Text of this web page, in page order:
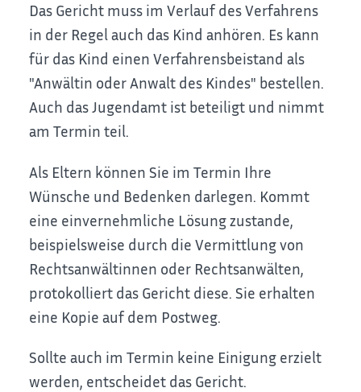
Das Gericht muss im Verlauf des Verfahrens
in der Regel auch das Kind anhören. Es kann
für das Kind einen Verfahrensbeistand als
"Anwältin oder Anwalt des Kindes" bestellen.
Auch das Jugendamt ist beteiligt und nimmt
am Termin teil.
Als Eltern können Sie im Termin Ihre
Wünsche und Bedenken darlegen. Kommt
eine einvernehmliche Lösung zustande,
beispielsweise durch die Vermittlung von
Rechtsanwältinnen oder Rechtsanwälten,
protokolliert das Gericht diese. Sie erhalten
eine Kopie auf dem Postweg.
Sollte auch im Termin keine Einigung erzielt
werden, entscheidet das Gericht.